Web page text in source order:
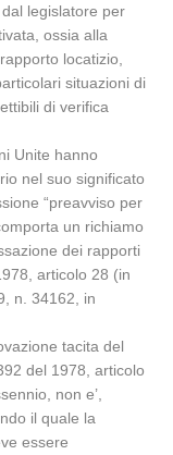
dal legislatore per
ossia alla
locatizio,
situazioni di
di verifica
Unite hanno
nel suo significato
“preavviso per
un richiamo
dei rapporti
articolo 28 (in
n. 34162, in
tacita del
del 1978, articolo
non e’,
il quale la
essere